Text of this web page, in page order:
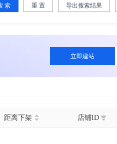
索 重 置 导出搜索结果
立即建站
距离下架 店铺ID